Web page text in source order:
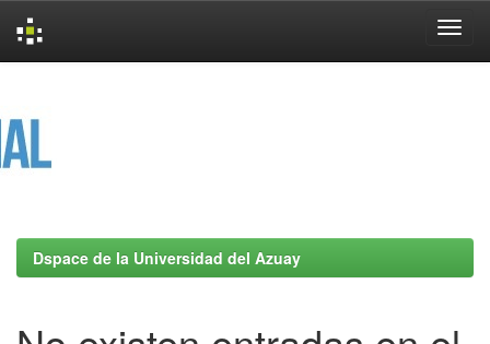
Dspace de la Universidad del Azuay